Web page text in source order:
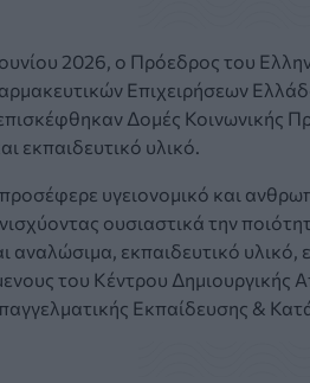
2026, ο Πρόεδρος του
Επιχειρήσεων
Δομές Κοινωνικής
εκπαιδευτικό υλικό.
προσέφερε υγειονομικό και
ουσιαστικά την
αναλώσιμα, εκπαιδευτικό
του Κέντρου
Εκπαίδευσης &